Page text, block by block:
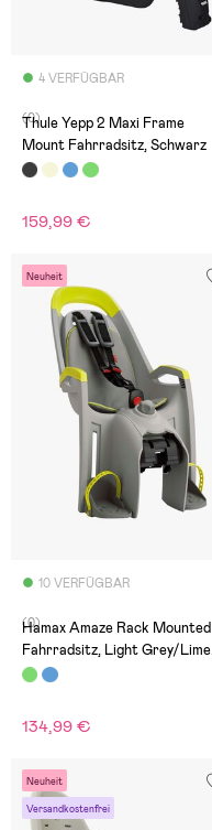
4 VERFÜGBAR
(0)
Thule Yepp 2 Maxi Frame
Mount Fahrradsitz, Schwarz
159,99 €
Neuheit
10 VERFÜGBAR
(0)
Hamax Amaze Rack Mounted
Fahrradsitz, Light Grey/Lime
Green
134,99 €
Neuheit
Versandkostenfrei